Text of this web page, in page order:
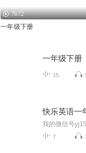
7672
一年级下册
一年级下册
15
快乐英语一
我的微信号
7